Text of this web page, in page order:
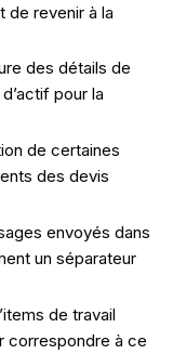
de revenir à la
des détails de
pour la
de certaines
des devis
envoyés dans
un séparateur
de travail
correspondre à ce